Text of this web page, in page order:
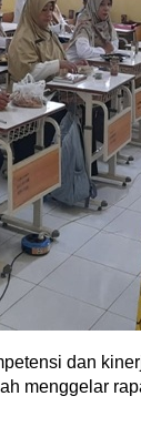
dan
menggelar